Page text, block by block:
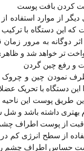
کردن بافت پوست
دیگر از موارد
اثر دوگانه به مرور
تر خواهد شد و
و رفع چین گردن
نمودن چین و چروک
این دستگاه با تحریک
طریق پوست این
بهتری داشته باشد و شل
از پوست اطراف
از سطح انرژی کم
حساس اطراف چشم را